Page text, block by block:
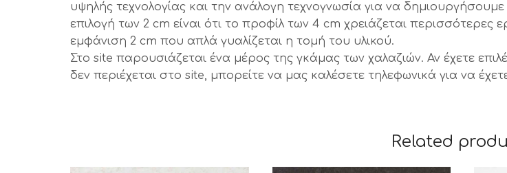
υψηλής τεχνολογίας και την ανάλογη τεχνογνωσία για να
επιλογή των 2 cm είναι ότι το προφίλ των 4 cm χρειάζεται
εμφάνιση 2 cm που απλά γυαλίζεται η τομή του υλικού.
Στο site παρουσιάζεται ένα μέρος της γκάμας των χαλαζιών. Αν έχετε
δεν περιέχεται στο site, μπορείτε να μας καλέσετε τηλεφωνικά για να
Related